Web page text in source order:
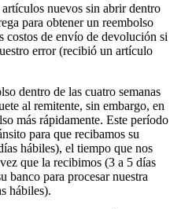
nuevos sin abrir dentro
para obtener un reembolso
costos de envío de devolución si
error (recibió un artículo
dentro de las cuatro semanas
al remitente, sin embargo, en
más rápidamente. Este período
para que recibamos su
hábiles), el tiempo que nos
que la recibimos (3 a 5 días
banco para procesar nuestra
hábiles).